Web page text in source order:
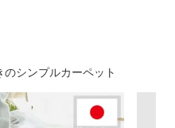
シンプルカーペット